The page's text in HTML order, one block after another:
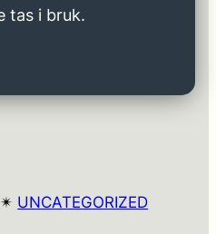
tas i bruk.
✴︎ UNCATEGORIZED